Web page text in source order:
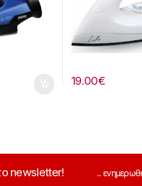
19.00€
newsletter! ...